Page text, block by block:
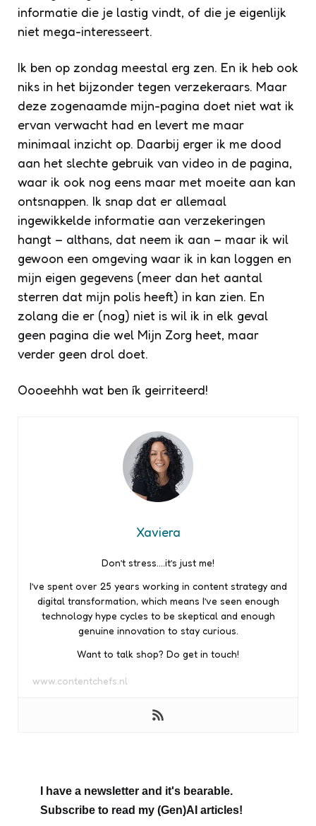
informatie die je lastig vindt, of die je eigenlijk
niet mega-interesseert.
Ik ben op zondag meestal erg zen. En ik heb ook
niks in het bijzonder tegen verzekeraars. Maar
deze zogenaamde mijn-pagina doet niet wat ik
ervan verwacht had en levert me maar
minimaal inzicht op. Daarbij erger ik me dood
aan het slechte gebruik van video in de pagina,
waar ik ook nog eens maar met moeite aan kan
ontsnappen. Ik snap dat er allemaal
ingewikkelde informatie aan verzekeringen
hangt – althans, dat neem ik aan – maar ik wil
gewoon een omgeving waar ik in kan loggen en
mijn eigen gegevens (meer dan het aantal
sterren dat mijn polis heeft) in kan zien. En
zolang die er (nog) niet is wil ik in elk geval
geen pagina die wel Mijn Zorg heet, maar
verder geen drol doet.
Oooeehhh wat ben ík geirriteerd!
Xaviera
Don’t stress….it’s just me!
I’ve spent over 25 years working in content strategy and
digital transformation, which means I’ve seen enough
technology hype cycles to be skeptical and enough
genuine innovation to stay curious.
Want to talk shop? Do get in touch!
www.contentchefs.nl
I have a newsletter and it's bearable.
Subscribe to read my (Gen)AI articles!